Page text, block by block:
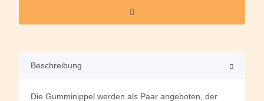
Beschreibung
Die Gumminippel werden als Paar angeboten, der